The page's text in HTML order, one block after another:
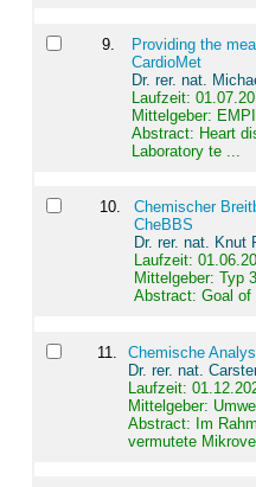
9
Providing the
CardioMet
Dr. rer. nat.
Laufzeit:
Mittelgeber:
Abstract: Heart
Laboratory te ...
10.
Chemischer
CheBBS
Dr. rer. nat. Knut
Laufzeit:
Mittelgeber: Typ 3
Abstract:Goal of
11
Chemische
Dr. rer. nat.
Laufzeit:
Mittelgeber:
Abstract: Im
vermutete